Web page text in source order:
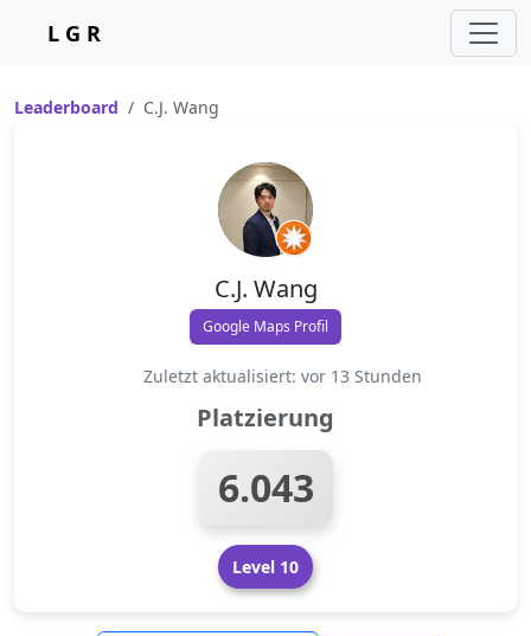
L G R
Leaderboard C.J. Wang
C.J. Wang
Google Maps Profil
Zuletzt aktualisiert: vor 13 Stunden
Platzierung
6.043
Level 10